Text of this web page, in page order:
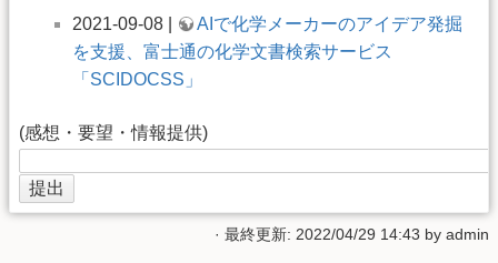
2021-09-08 |
AIで化学メーカーのアイデア発掘
を支援、富士通の化学文書検索サービス
「SCIDOCSS」
(感想・要望・情報提供)
· 最終更新: 2022/04/29 14:43 by admin